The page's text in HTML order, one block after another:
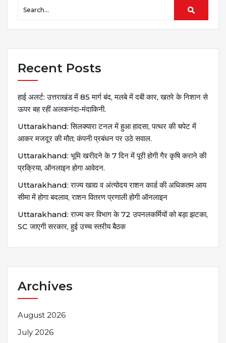
Recent Posts
हाई अलर्ट: उत्तराखंड में 85 मार्ग बंद, मलबे में दबी कार, खतरे के निशान से
ऊपर बह रहीं अलकनंदा-मंदाकिनी.
Uttarakhand: सिलक्यारा टनल में हुआ हादसा, पत्थर की चपेट में
आकर मजदूर की मौत; कंपनी प्रबंधन पर उठे सवाल.
Uttarakhand: भूमि खरीदने के 7 दिन में पूरी होगी गैर कृषि कराने की
प्रक्रिया, ऑनलाइन होगा आवेदन.
Uttarakhand: राज्य खाद्य व अंत्योदय राशन कार्ड की अधिकतम आय
सीमा में होगा बदलाव, राशन वितरण प्रणाली होगी ऑनलाइन
Uttarakhand: राज्य कर विभाग के 72 उपनलकर्मियों को बड़ा झटका,
SC जाएगी सरकार, हुई उच्च स्तरीय बैठक
Archives
August 2026
July 2026